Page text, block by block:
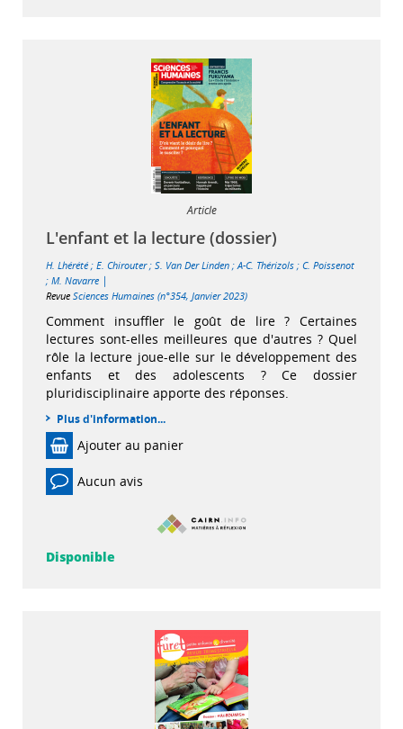
Article
L'enfant et la lecture (dossier)
H. Lhérété ; E. Chirouter; S. Van Der Linden ; A-C. Thérizols ; C. Poissenot
; M. Navarre |
Revue Sciences Humaines (n°354, Janvier 2023)
Comment insuffler le goût de lire ? Certaines
lectures sont-elles meilleures que d'autres ? Quel
rôle la lecture joue-elle sur le développement des
enfants et des adolescents ? Ce dossier
pluridisciplinaire apporte des réponses.
Plus d'information...
Ajouter au panier
Aucun avis
Disponible